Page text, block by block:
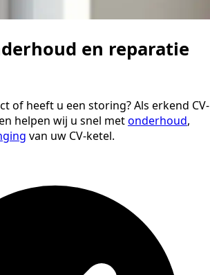
en reparatie
of heeft u een storing? Als erkend CV-
helpen wij u snel metonderhoud,
van uw CV-ketel.